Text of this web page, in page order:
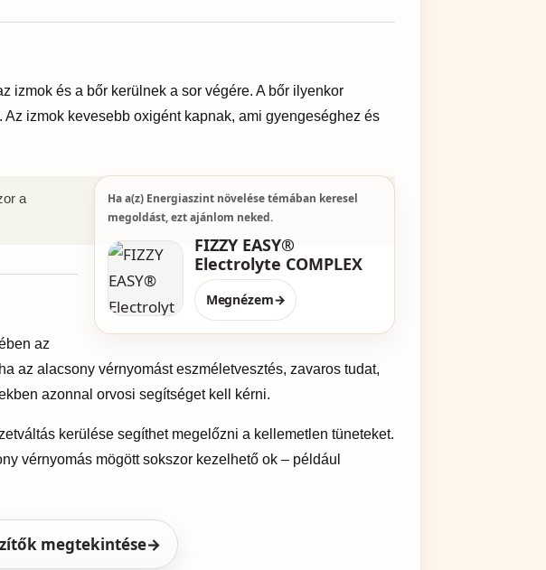
izmok és a bőr kerülnek a sor végére. A bőr ilyenkor
izmok kevesebb oxigént kapnak, ami gyengeséghez és
Ha a(z) Energiaszint növelése témában keresel
megoldást, ezt ajánlom neked.
FIZZY EASY®
Electrolyte COMPLEX
Megnézem→
a
az
az alacsony vérnyomást eszméletvesztés, zavaros tudat,
azonnal orvosi segítséget kell kérni.
kerülése segíthet megelőzni a kellemetlen tüneteket.
vérnyomás mögött sokszor kezelhető ok – például
megtekintése→